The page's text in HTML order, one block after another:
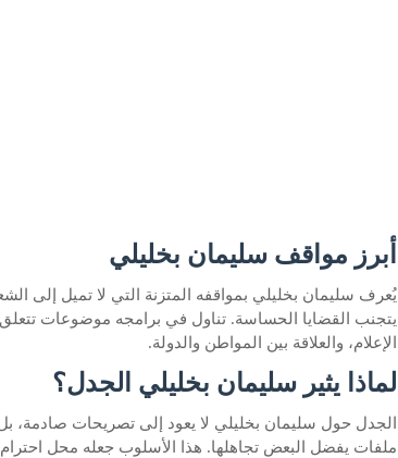
أبرز مواقف سليمان بخليلي
يُعرف سليمان بخليلي بمواقفه المتزنة التي لا تميل إلى
يتجنب القضايا الحساسة. تناول في برامجه موضوعات تتعلق
الإعلام، والعلاقة بين المواطن والدولة.
لماذا يثير سليمان بخليلي الجدل؟
الجدل حول سليمان بخليلي لا يعود إلى تصريحات صادمة،
ملفات يفضل البعض تجاهلها. هذا الأسلوب جعله محل